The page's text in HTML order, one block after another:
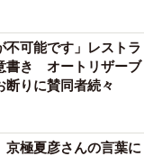
不可能です」レストラ
書き オートリザーブ
断りに賛同者続々
京極夏彦さんの言葉に